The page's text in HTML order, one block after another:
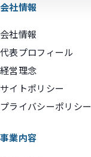
会社情報
会社情報
代表プロフィール
経営理念
サイトポリシー
プライバシーポリシー
事業内容